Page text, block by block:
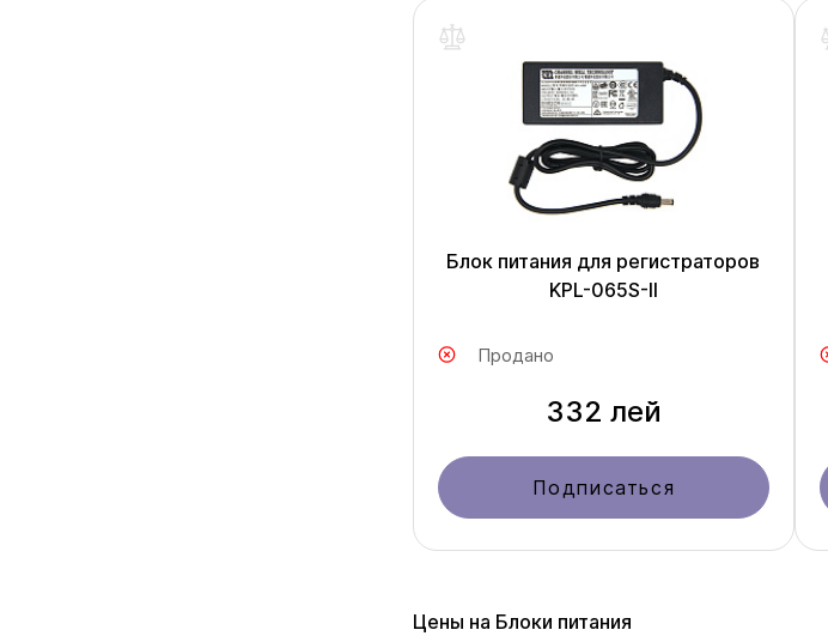
Блок питания для регистраторов
KPL-065S-II
Продано
332 лей
Подписаться
Цены на Блоки питания